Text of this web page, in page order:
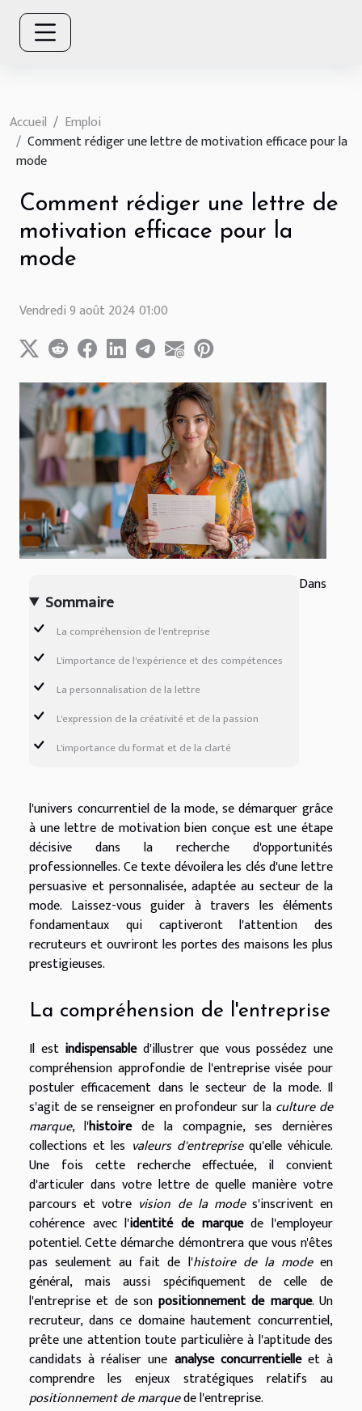
Accueil
Emploi
Comment rédiger une lettre de motivation efficace pour la
mode
Comment rédiger une lettre de
motivation efficace pour la
mode
Vendredi 9 août 2024 01:00
Sommaire
La compréhension de l'entreprise
L'importance de l'expérience et des compétences
La personnalisation de la lettre
L'expression de la créativité et de la passion
L'importance du format et de la clarté
Dans
l'univers concurrentiel de la mode, se démarquer grâce
à une lettre de motivation bien conçue est une étape
décisive dans la recherche d'opportunités
professionnelles. Ce texte dévoilera les clés d'une lettre
persuasive et personnalisée, adaptée au secteur de la
mode. Laissez-vous guider à travers les éléments
fondamentaux qui captiveront l'attention des
recruteurs et ouvriront les portes des maisons les plus
prestigieuses.
La compréhension de l'entreprise
Il est indispensabled'illustrer que vous possédez une
compréhension approfondie de l'entreprise visée pour
postuler efficacement dans le secteur de la mode. Il
s'agit de se renseigner en profondeur sur la culture de
marque, l'histoirede la compagnie, ses dernières
collections et les valeurs d'entreprisequ'elle véhicule.
Une fois cette recherche effectuée, il convient
d'articuler dans votre lettre de quelle manière votre
parcours et votre vision de la modes'inscrivent en
cohérence avec l'identité de marquede l'employeur
potentiel. Cette démarche démontrera que vous n'êtes
pas seulement au fait de l'histoire de la modeen
général, mais aussi spécifiquement de celle de
l'entreprise et de sonpositionnement de marque. Un
recruteur, dans ce domaine hautement concurrentiel,
prête une attention toute particulière à l'aptitude des
candidats à réaliser une analyse concurrentielleet à
comprendre les enjeux stratégiques relatifs au
positionnement de marquede l'entreprise.